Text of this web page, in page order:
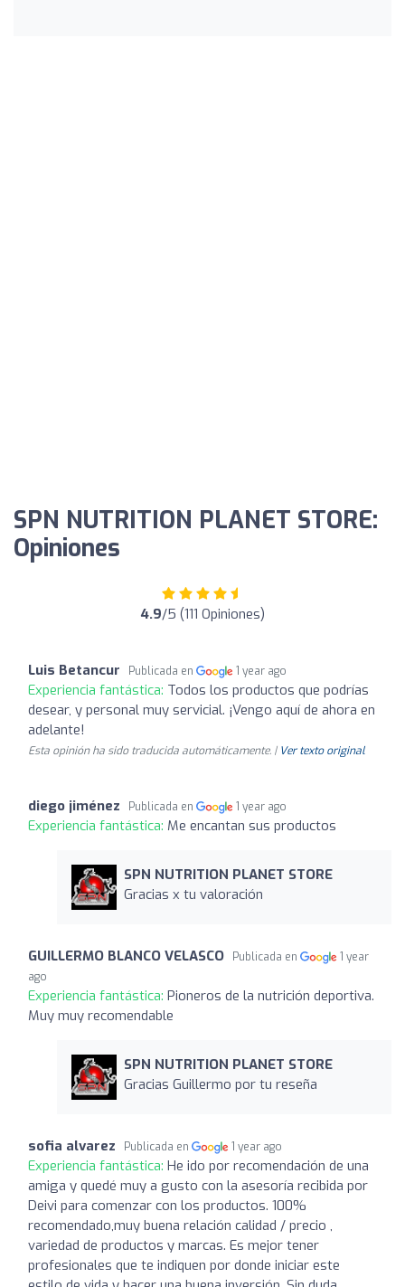
SPN NUTRITION PLANET STORE:
Opiniones
4.9/5 (111 Opiniones)
Luis Betancur Publicada en 1 year ago
Experiencia fantástica: Todos los productos que podrías
desear, y personal muy servicial. ¡Vengo aquí de ahora en
adelante!
Esta opinión ha sido traducida automáticamente. | Ver texto original
diego jiménez Publicada en 1 year ago
Experiencia fantástica: Me encantan sus productos
SPN NUTRITION PLANET STORE
Gracias x tu valoración
GUILLERMO BLANCO VELASCO Publicada en
1 year
ago
Experiencia fantástica: Pioneros de la nutrición deportiva.
Muy muy recomendable
SPN NUTRITION PLANET STORE
Gracias Guillermo por tu reseña
sofia alvarez Publicada en 1 year ago
Experiencia fantástica: He ido por recomendación de una
amiga y quedé muy a gusto con la asesoría recibida por
Deivi para comenzar con los productos. 100%
recomendado,muy buena relación calidad / precio ,
variedad de productos y marcas. Es mejor tener
profesionales que te indiquen por donde iniciar este